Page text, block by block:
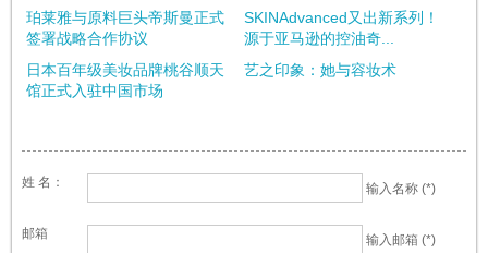
珀莱雅与原料巨头帝斯曼正式
签署战略合作协议
SKINAdvanced又出新系列！
源于亚马逊的控油奇...
日本百年级美妆品牌桃谷顺天
馆正式入驻中国市场
艺之印象：她与容妆术
姓 名： 输入名称 (*)
邮箱 输入邮箱 (*)